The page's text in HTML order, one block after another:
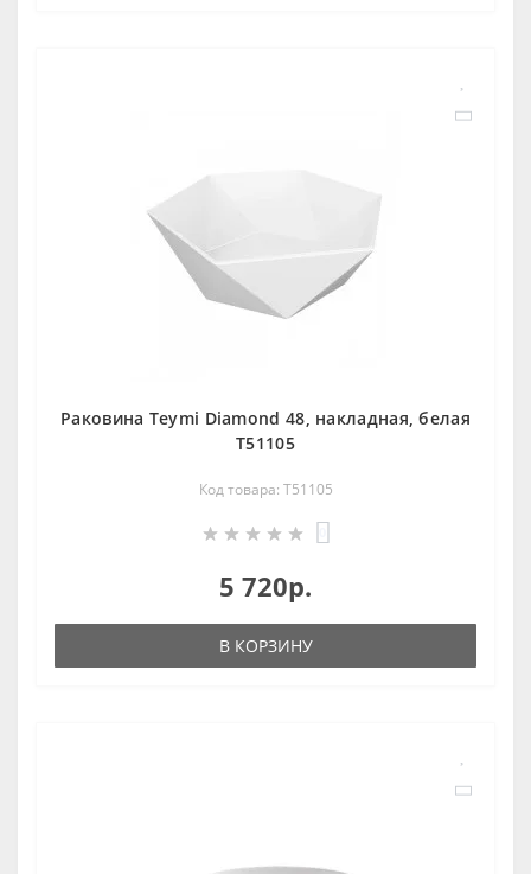
Раковина Teymi Diamond 48, накладная, белая
T51105
Код товара: T51105
5 720р.
В КОРЗИНУ